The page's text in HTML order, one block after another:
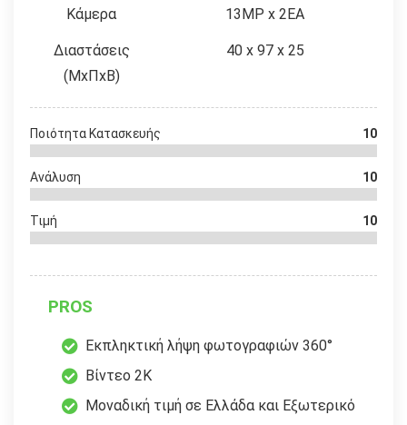
Κάμερα 13MP x 2EA
Διαστάσεις
(ΜxΠxΒ)
40 x 97 x 25
Συνδεσιμότητα
Bluetooth 4.0, Wi-Fi 802.11
Μπαταρία
Ποιότητα Κατασκευής 10
Ανάλυση 10
Τιμή 10
PROS
Εκπληκτική λήψη φωτογραφιών 360°
Βίντεο 2Κ
Μοναδική τιμή σε Ελλάδα και Εξωτερικό